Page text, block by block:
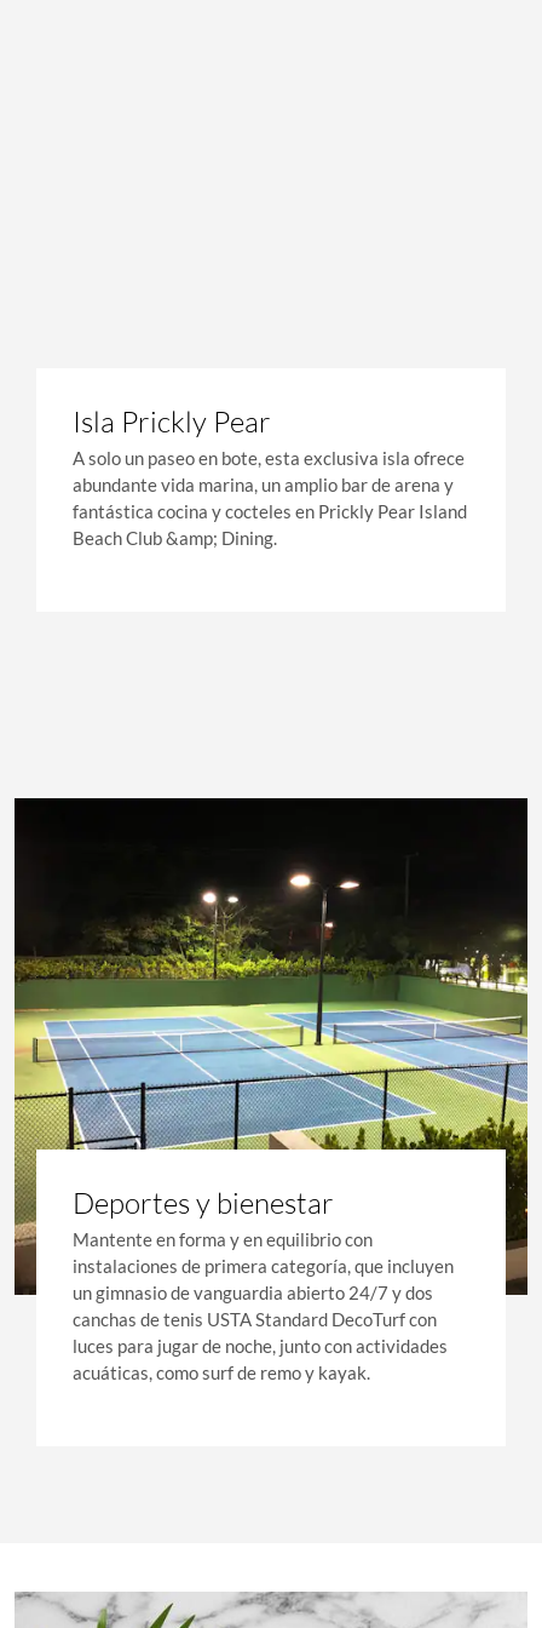
Isla Prickly Pear
A solo un paseo en bote, esta exclusiva isla ofrece
abundante vida marina, un amplio bar de arena y
fantástica cocina y cocteles en Prickly Pear Island
Beach Club &amp; Dining.
Deportes y bienestar
Mantente en forma y en equilibrio con
instalaciones de primera categoría, que incluyen
un gimnasio de vanguardia abierto 24/7 y dos
canchas de tenis USTA Standard DecoTurf con
luces para jugar de noche, junto con actividades
acuáticas, como surf de remo y kayak.